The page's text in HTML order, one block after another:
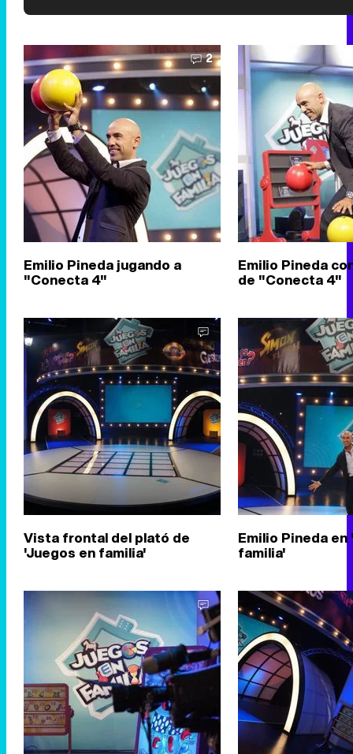
2
Emilio Pineda jugando a
"Conecta 4"
Emilio Pineda
de "Conecta 4"
Vista frontal del plató de
'Juegos en familia'
Emilio Pineda
familia'